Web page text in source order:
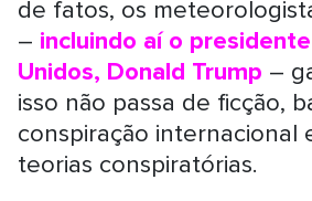
de fatos, os
– incluindo aí o
Unidos, Donald Trump –
isso não passa de ficção,
conspiração internacional
teorias conspiratórias.